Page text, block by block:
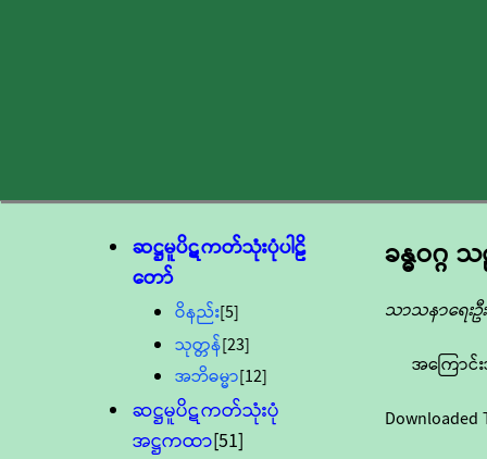
ဆဋ္ဌမူပိဋကတ်သုံးပုံပါဠိ
တော်
ဝိနည်း[5]
သုတ္တန်[23]
အဘိဓမ္မာ[12]
ဆဋ္ဌမူပိဋကတ်သုံးပုံ
အဋ္ဌကထာ[51]
ခန္ဓဝဂ္ဂ
သာသနာရေးဦ
အကြောင်
Downloaded